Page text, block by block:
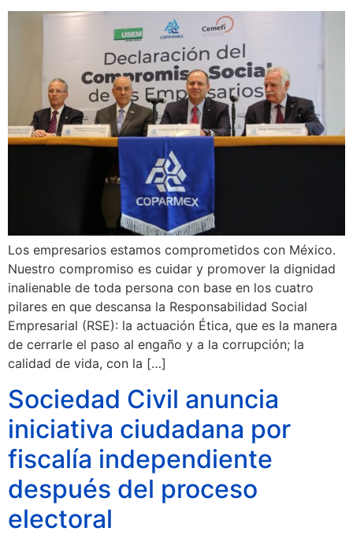
Los empresarios estamos comprometidos con México.
Nuestro compromiso es cuidar y promover la dignidad
inalienable de toda persona con base en los cuatro
pilares en que descansa la Responsabilidad Social
Empresarial (RSE): la actuación Ética, que es la manera
de cerrarle el paso al engaño y a la corrupción; la
calidad de vida, con la […]
Sociedad Civil anuncia
iniciativa ciudadana por
fiscalía independiente
después del proceso
electoral